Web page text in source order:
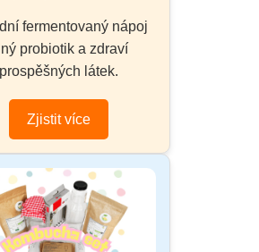
fermentovaný nápoj
probiotik a zdraví
prospěšných látek.
Zjistit více